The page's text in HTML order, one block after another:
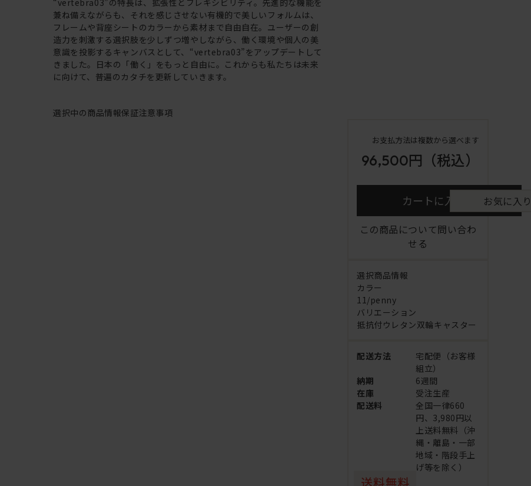
“vertebra03”の特長は、拡張性とフレキシビリティ。先進的な機能を
兼ね備えながらも、それを感じさせない有機的で美しいフォルムは、
フレームや背座シートのカラーから素材まで自由自在。ユーザーの創
造力を刺激する選択肢を少しずつ増やしながら、働く環境や個人の美
意識を投影するキャンバスとして、“vertebra03”をアップデートして
きました。日本の「働く」をもっと自由に。これからも私たちは未来
に向けて、普遍のカタチを更新していきます。
選択中の商品情報保証注意事項
お支払方法は複数から選べます
96,500円 （税込）
カートに入れる お気に入
この商品について問い合わ
せる
選択商品情報
カラー
11/penny
バリエーション
抵抗付ウレタン双輪キャスター
配送方法
宅配便（お客様
組立）
納期
6週間
在庫
受注生産
配送料
全国一律660
円、3,980円以
上送料無料（沖
縄・離島・一部
地域・階段手上
げ等を除く）